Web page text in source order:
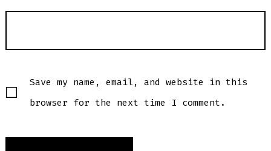
Save my name, email, and website in this
browser for the next time I comment.